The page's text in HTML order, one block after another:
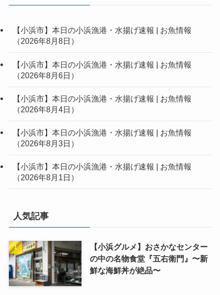
【小浜市】本日の小浜漁港・水揚げ速報 | お魚情報
（2026年8月8日）
【小浜市】本日の小浜漁港・水揚げ速報 | お魚情報
（2026年8月6日）
【小浜市】本日の小浜漁港・水揚げ速報 | お魚情報
（2026年8月4日）
【小浜市】本日の小浜漁港・水揚げ速報 | お魚情報
（2026年8月3日）
【小浜市】本日の小浜漁港・水揚げ速報 | お魚情報
（2026年8月1日）
人気記事
【小浜グルメ】おさかなセンター
の中の名物食堂『五右衛門』〜新
鮮な海鮮丼が絶品〜